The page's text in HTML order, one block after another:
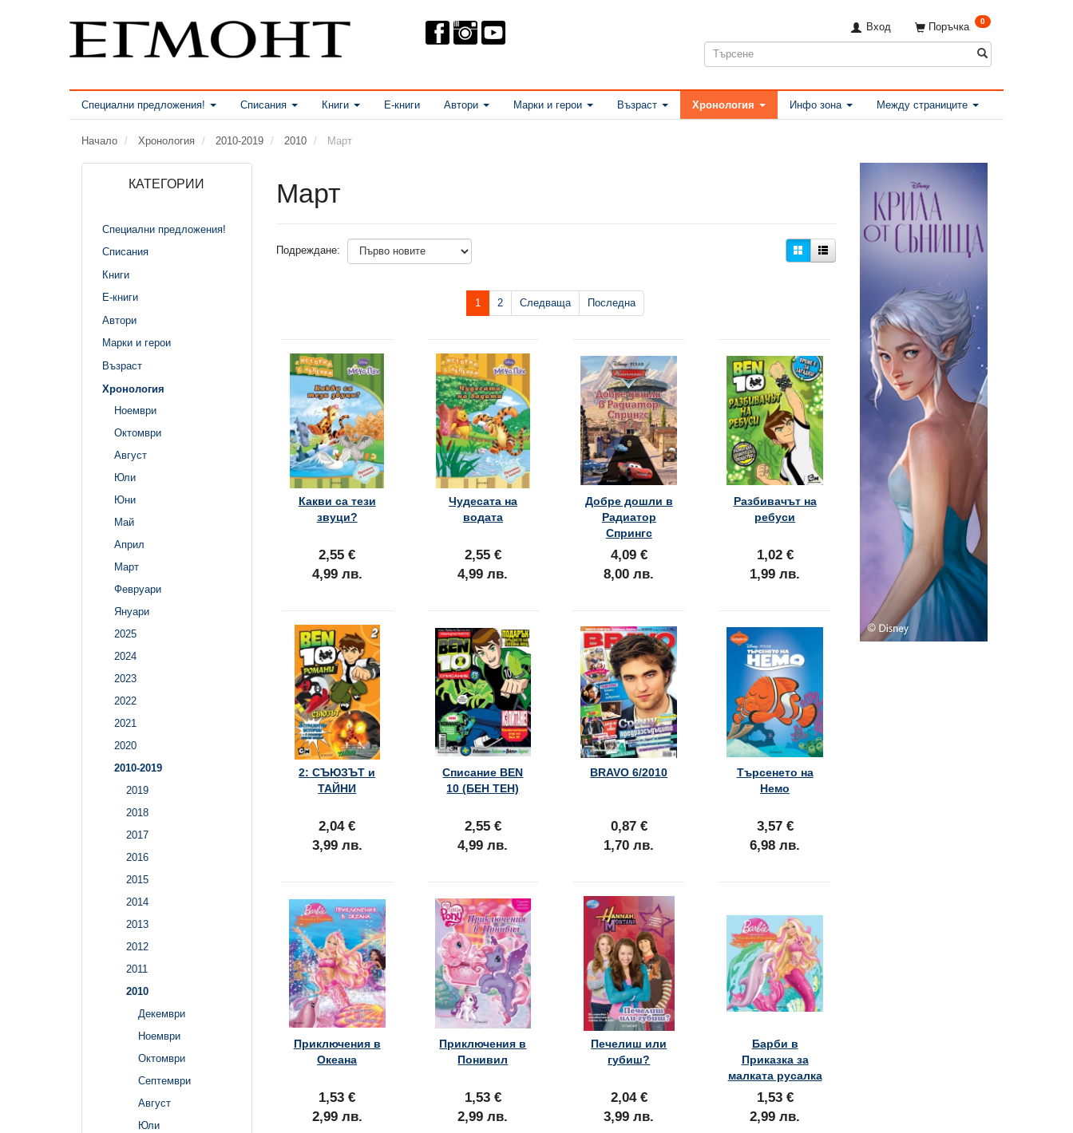
Поръчка 0
Вход
Специални предложения! Списания Книги Е-книги Автори Марки и герои Възраст Хронология Инфо зона Между страниците
Начало Хронология 2010-2019 2010 Март
КАТЕГОРИИ
Специални предложения!
Списания
Книги
Е-книги
Автори
Марки и герои
Възраст
Хронология
Ноември
Октомври
Август
Юли
Юни
Май
Април
Март
Февруари
Януари
2025
2024
2023
2022
2021
2020
2010-2019
2019
2018
2017
2016
2015
2014
2013
2012
2011
2010
Декември
Ноември
Октомври
Септември
Август
Юли
Март
Подреждане:
1 2 Следваща Последна
Какви са тези
звуци?
2,55 €
4,99 лв.
Чудесата на
водата
2,55 €
4,99 лв.
Добре дошли в
Радиатор
Спрингс
4,09 €
8,00 лв.
Разбивачът на
ребуси
1,02 €
1,99 лв.
2: СЪЮЗЪТ и
ТАЙНИ
2,04 €
3,99 лв.
Списание BEN
10 (БЕН ТЕН)
2,55 €
4,99 лв.
BRAVO 6/2010
0,87 €
1,70 лв.
Търсенето на
Немо
3,57 €
6,98 лв.
Приключения в
Океана
1,53 €
2,99 лв.
Приключения в
Понивил
1,53 €
2,99 лв.
Печелиш или
губиш?
2,04 €
3,99 лв.
Барби в
Приказка за
малката русалка
1,53 €
2,99 лв.